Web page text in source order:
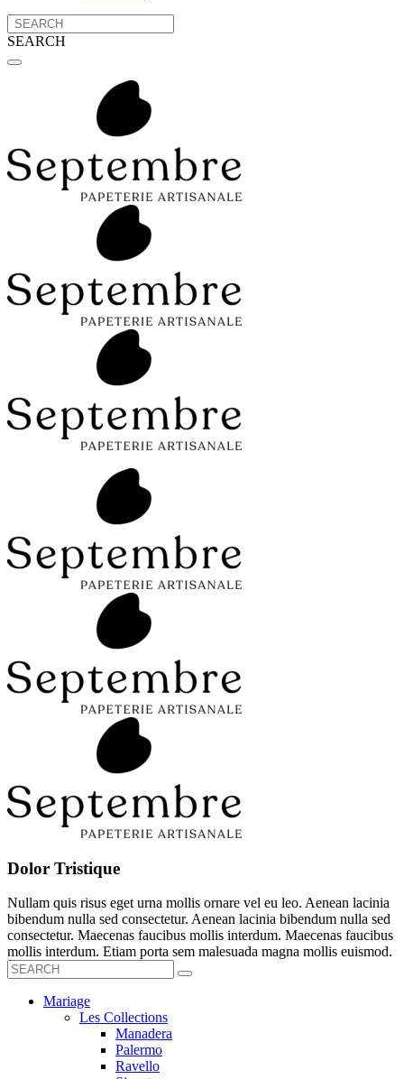
SEARCH
Dolor Tristique
Nullam quis risus eget urna mollis ornare vel eu leo. Aenean lacinia
bibendum nulla sed consectetur. Aenean lacinia bibendum nulla sed
consectetur. Maecenas faucibus mollis interdum. Maecenas faucibus
mollis interdum. Etiam porta sem malesuada magna mollis euismod.
Mariage
Les Collections
Manadera
Palermo
Ravello